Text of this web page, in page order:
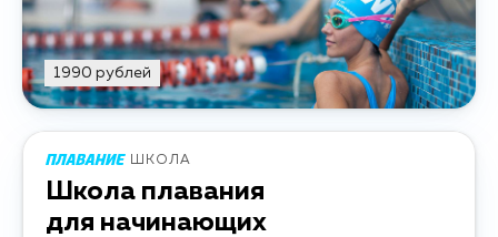
1990 рублей
ШКОЛА
Школа плавания
для начинающих